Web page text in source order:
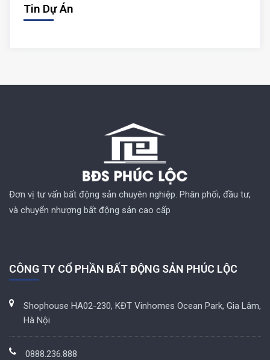
Tin Dự Án
Đơn vị tư vấn bất động sản chuyên nghiệp. Phân phối, đầu tư,
và chuyển nhượng bất động sản cao cấp
CÔNG TY CỔ PHẦN BẤT ĐỘNG SẢN PHÚC LỘC
Shophouse HA02-230, KĐT Vinhomes Ocean Park, Gia Lâm,
Hà Nội
0888.236.888